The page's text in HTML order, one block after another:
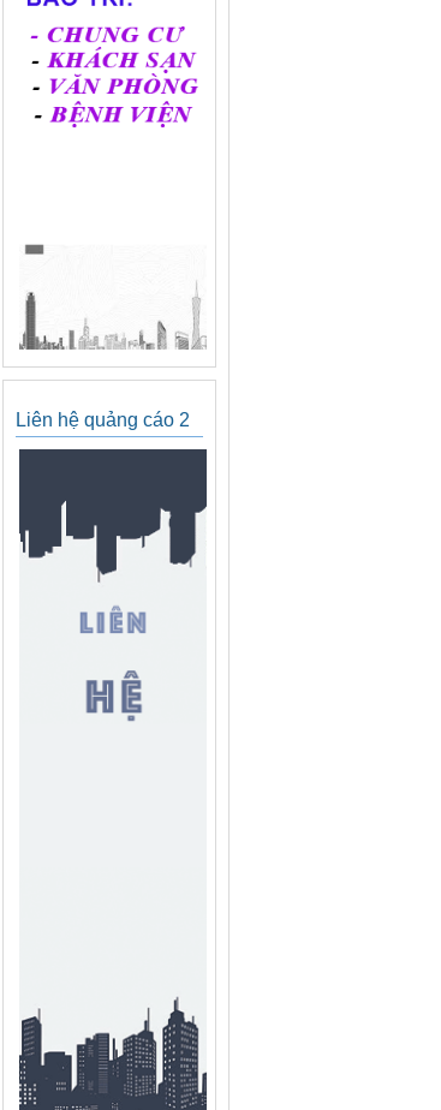
Liên hệ quảng cáo 2